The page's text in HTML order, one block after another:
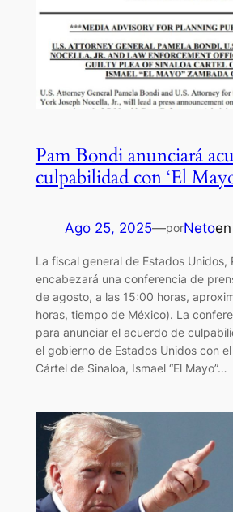
Pam Bondi anunciará
culpabilidad con ‘El
Ago 25, 2025—porNetoen
La fiscal general de Estados Unidos,
encabezará una conferencia de
de agosto, a las 15:00 horas,
horas, tiempo de México). La
para anunciar el acuerdo de
el gobierno de Estados Unidos con
Cártel de Sinaloa, Ismael “El Mayo”…